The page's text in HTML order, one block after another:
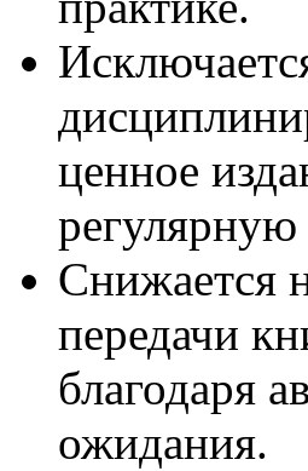
ценное
регулярную
Снижается
передачи
благодаря
ожидания.